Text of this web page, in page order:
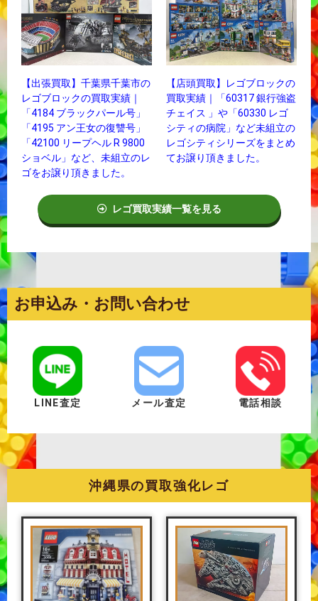
【出張買取】千葉県千葉市の
レゴブロックの買取実績｜
「4184 ブラックパール号」
「4195 アン王女の復讐号」
「42100 リープヘル R 9800
ショベル」など、未組立のレ
ゴをお譲り頂きました。
【店頭買取】レゴブロックの
買取実績｜「60317 銀行強盗
チェイス 」や「60330 レゴ
シティの病院」など未組立の
レゴシティシリーズをまとめ
てお譲り頂きました。
レゴ買取実績一覧を見る
お申込み・お問い合わせ
LINE査定 メール査定 電話相談
沖縄県の買取強化レゴ